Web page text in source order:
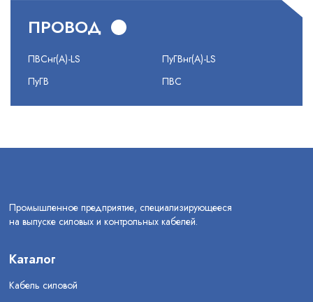
ПРОВОД
ПВСнг(А)-LS
ПуГВ
ПуГВнг(А)-LS
ПВС
Промышленное предприятие, специализирующееся
на выпуске силовых и контрольных кабелей.
Каталог
Кабель силовой